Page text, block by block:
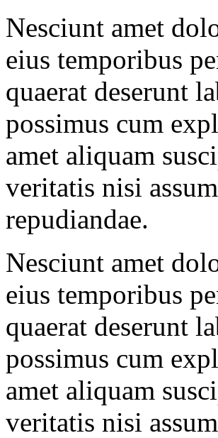
Nesciunt amet
eius temporibus
quaerat deserunt
possimus cum
amet aliquam
veritatis nisi
repudiandae.
Nesciunt amet
eius temporibus
quaerat deserunt
possimus cum
amet aliquam
veritatis nisi